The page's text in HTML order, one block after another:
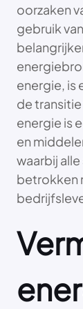
oorzaken
gebruik
energie, is
de
energie is
en
waarbij
betrokken